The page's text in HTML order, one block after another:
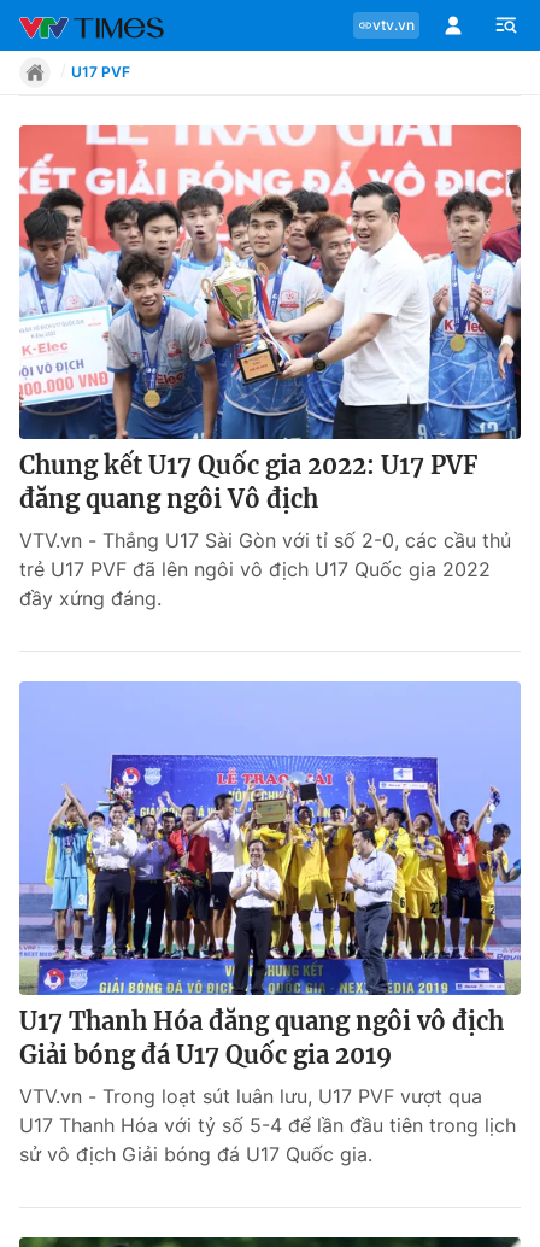
vtv.vn
Chuyên mục
Tin tức
Move
Phong cách
Chân dung
Bóng đá
VIDEO
Bên lề
THỜI BÁO VTV
Theo dõi báo trên
Cơ quan báo chí:Thời báo VTV
U17 PVF
Chung kết U17 Quốc gia 2022: U17 PVF
đăng quang ngôi Vô địch
VTV.vn - Thắng U17 Sài Gòn với tỉ số 2-0, các cầu thủ
trẻ U17 PVF đã lên ngôi vô địch U17 Quốc gia 2022
đầy xứng đáng.
U17 Thanh Hóa đăng quang ngôi vô địch
Giải bóng đá U17 Quốc gia 2019
VTV.vn - Trong loạt sút luân lưu, U17 PVF vượt qua
U17 Thanh Hóa với tỷ số 5-4 để lần đầu tiên trong lịch
sử vô địch Giải bóng đá U17 Quốc gia.